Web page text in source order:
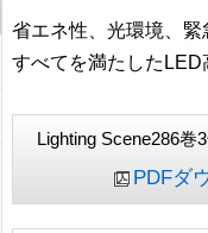
省エネ性、光環境、
すべてを満たしたLED
Lighting Scene286巻
PDFダ